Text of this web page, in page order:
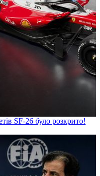
SF-26 було розкрито!